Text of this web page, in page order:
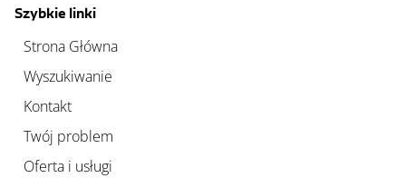
Szybkie linki
Strona Główna
Wyszukiwanie
Kontakt
Twój problem
Oferta i usługi